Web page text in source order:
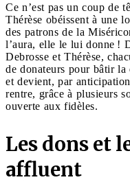
Ce n’est pas un coup de
Thérèse obéissent à une
des patrons de la
l’aura, elle le lui donne !
Debrosse et Thérèse,
de donateurs pour bâtir la
et devient, par
rentre, grâce à plusieurs
ouverte aux fidèles.
Les dons et
affluent